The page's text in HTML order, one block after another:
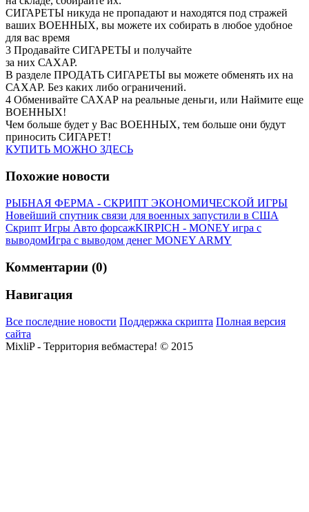
СИГАРЕТЫ никуда не пропадают и находятся под стражей
ваших ВОЕННЫХ, вы можете их собирать в любое удобное
для вас время
3 Продавайте СИГАРЕТЫ и получайте
за них САХАР.
В разделе ПРОДАТЬ СИГАРЕТЫ вы можете обменять их на
САХАР. Без каких либо ограничений.
4 Обменивайте САХАР на реальные деньги, или Наймите еще
ВОЕННЫХ!
Чем больше будет у Вас ВОЕННЫХ, тем больше они будут
приносить СИГАРЕТ!
КУПИТЬ МОЖНО ЗДЕСЬ
Похожие новости
РЫБНАЯ ФЕРМА - СКРИПТ ЭКОНОМИЧЕСКОЙ ИГРЫ
Новейший спутник связи для военных запустили в США
Скрипт Игры Авто форсажKIRPICH - MONEY игра с
выводомИгра с выводом денег MONEY ARMY
Комментарии (0)
Навигация
Все последние новости Поддержка скрипта Полная версия
сайта
MixliP - Территория вебмастера! © 2015